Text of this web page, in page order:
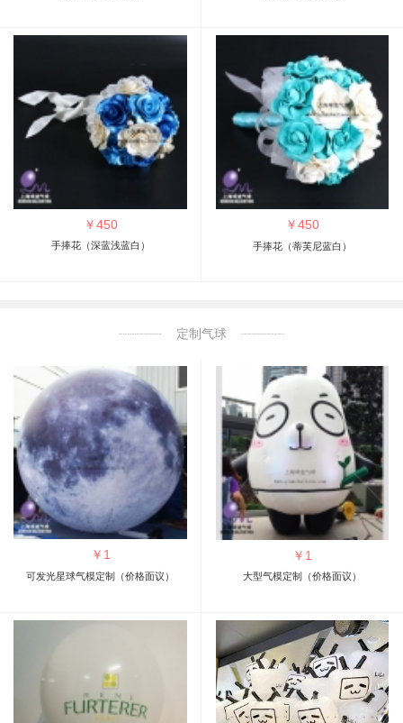
￥450
手捧花（深蓝浅蓝白）
￥450
手捧花（蒂芙尼蓝白）
定制气球
￥ 1
可发光星球气模定制（价格面议）
￥ 1
大型气模定制（价格面议）